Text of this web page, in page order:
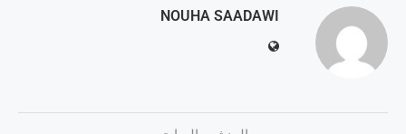
NOUHA SAADAWI